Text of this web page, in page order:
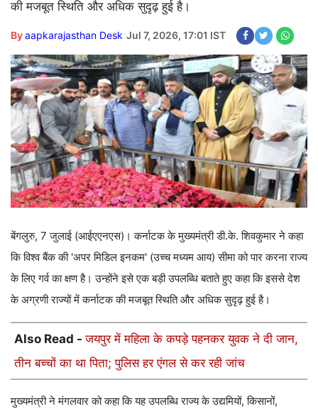
की मजबूत स्थिति और अधिक सुदृढ़ हुई है।
Byaapkarajasthan Desk Jul 7, 2026, 17:01 IST
बेंगलुरु, 7 जुलाई (आईएएनएस)। कर्नाटक के मुख्यमंत्री डी.के. शिवकुमार ने कहा
कि विश्व बैंक की 'अपर मिडिल इनकम' (उच्च मध्यम आय) सीमा को पार करना राज्य
के लिए गर्व का क्षण है। उन्होंने इसे एक बड़ी उपलब्धि बताते हुए कहा कि इससे देश
के अग्रणी राज्यों में कर्नाटक की मजबूत स्थिति और अधिक सुदृढ़ हुई है।
Also Read -जयपुर में महिला के कपड़े पहनकर युवक ने दी जान,
तीन बच्चों का था पिता; पुलिस हर एंगल से कर रही जांच
मुख्यमंत्री ने मंगलवार को कहा कि यह उपलब्धि राज्य के उद्यमियों, किसानों,